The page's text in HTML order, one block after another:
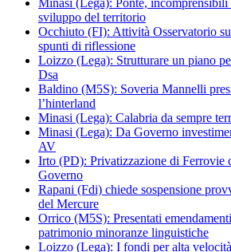
Minasi (Lega): Ponte, incomprensibili
sviluppo del territorio
Occhiuto (FI): Attività Osservatorio
spunti di riflessione
Loizzo (Lega): Strutturare un piano
Dsa
Baldino (M5S): Soveria Mannelli
l’hinterland
Minasi (Lega): Calabria da sempre
Minasi (Lega): Da Governo
AV
Irto (PD): Privatizzazione di Ferrovie
Governo
Rapani (Fdi) chiede sospensione
del Mercure
Orrico (M5S): Presentati
patrimonio minoranze linguistiche
Loizzo (Lega): I fondi per alta